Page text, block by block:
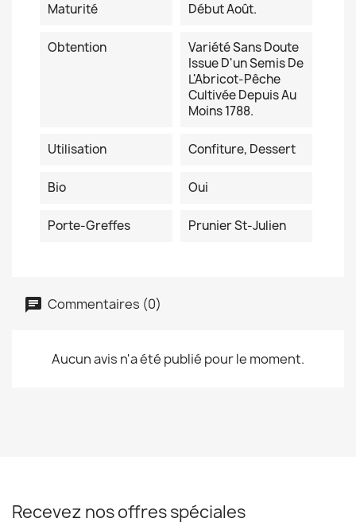
Maturité
Début Août.
Obtention
Variété Sans Doute
Issue D'un Semis De
L'Abricot-Pêche
Cultivée Depuis Au
Moins 1788.
Utilisation Confiture, Dessert
Bio Oui
Porte-Greffes Prunier St-Julien
Commentaires (0)
Aucun avis n'a été publié pour le moment.
Recevez nos offres spéciales